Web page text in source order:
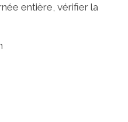
entière, vérifier la